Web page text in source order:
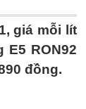
giá mỗi lít
E5 RON92
đồng.